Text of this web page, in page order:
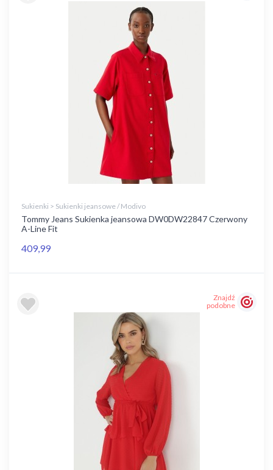
Sukienki > Sukienki jeansowe / Modivo
Tommy Jeans Sukienka jeansowa DW0DW22847 Czerwony
A-Line Fit
409,99
Znajdź
podobne